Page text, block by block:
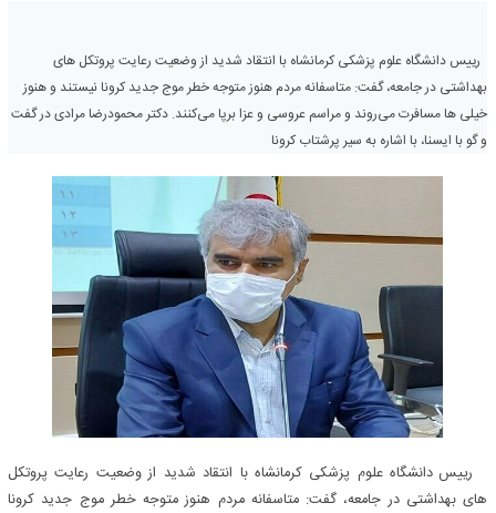
رییس دانشگاه علوم پزشکی کرمانشاه با انتقاد شدید از وضعیت رعایت پروتکل های
بهداشتی در جامعه، گفت: متاسفانه مردم هنوز متوجه خطر موج جدید کرونا نیستند و هنوز
خیلی ها مسافرت می‌روند و مراسم عروسی و عزا برپا می‌کنند. دکتر محمودرضا مرادی در گفت
و گو با ایسنا، با اشاره به سیر پرشتاب کرونا
رییس دانشگاه علوم پزشکی کرمانشاه با انتقاد شدید از وضعیت رعایت پروتکل
های بهداشتی در جامعه، گفت: متاسفانه مردم هنوز متوجه خطر موج جدید کرونا